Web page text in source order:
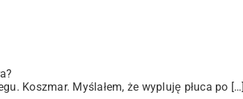
Koszmar. Myślałem, że wypluję płuca po […]